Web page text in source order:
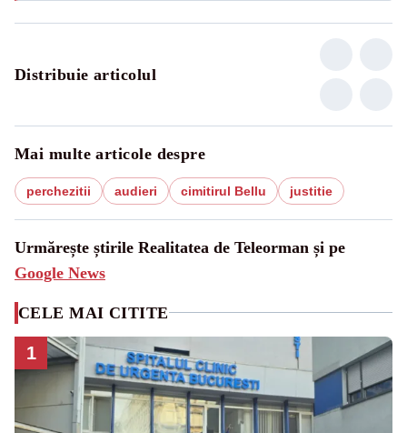
Distribuie articolul
Mai multe articole despre
perchezitii audieri cimitirul Bellu justitie
Urmărește știrile Realitatea de Teleorman și pe
Google News
CELE MAI CITITE
1